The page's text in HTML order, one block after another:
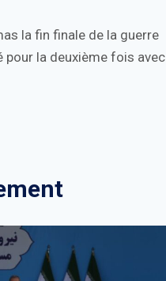
la fin finale de la guerre
pour la deuxième fois avec